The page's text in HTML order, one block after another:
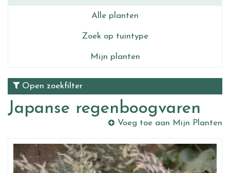
Alle planten
Zoek op tuintype
Mijn planten
Open zoekfilter
Japanse regenboogvaren
Voeg toe aan Mijn Planten